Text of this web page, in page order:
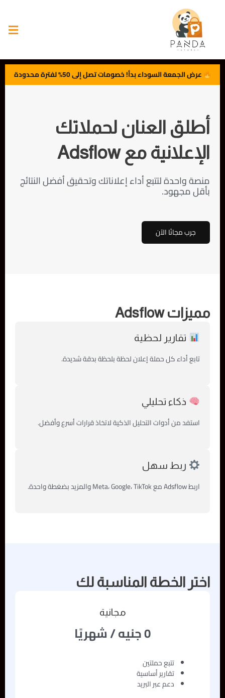
عرض الجمعة السوداء بدأ! خصومات تصل إلى 50% لفترة محدودة
أطلق العنان لحملاتك
الإعلانية مع Adsflow
منصة واحدة لتتبع أداء إعلاناتك وتحقيق أفضل النتائج
بأقل مجهود.
جرب مجانًا الآن
مميزات Adsflow
تقارير لحظية
تابع أداء كل حملة إعلان لحظة بلحظة بدقة شديدة.
ذكاء تحليلي
استفد من أدوات التحليل الذكية لاتخاذ قرارات أسرع وأفضل.
ربط سهل
اربط Adsflow مع Meta، Google، TikTok والمزيد بضغطة واحدة.
اختر الخطة المناسبة لك
مجانية
0 جنيه / شهريًا
تتبع حملتين
تقارير أساسية
دعم عبر البريد